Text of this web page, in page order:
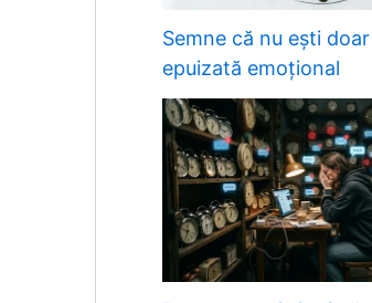
Semne că nu ești
epuizată emoțional